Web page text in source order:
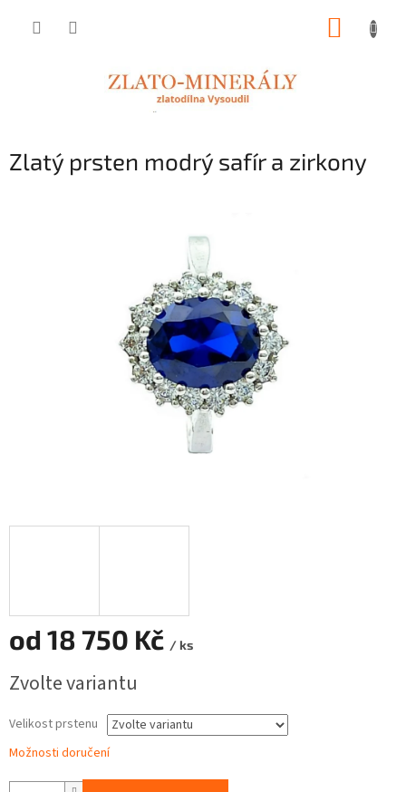
Zlatý prsten modrý safír a zirkony
od 18 750 Kč / ks
cena:
Zvolte variantu
Velikost prstenu
Možnosti doručení